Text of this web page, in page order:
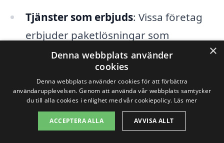
Tjänster som erbjuds: Vissa företag
erbjuder paketlösningar som
inkluderar allt från borttagning av
gammal tapet till efterbehandling av
väggarna, vilket också kan påverka
det totala priset.
Geografisk plats: Även inom samma
×
Denna webbplats använder
cookies
Denna webbplats använder cookies för att förbättra
användarupplevelsen. Genom att använda vår webbplats samtycker
du till alla cookies i enlighet med vår cookiepolicy. Läs mer
ACCEPTERA ALLA AVVISA ALLT